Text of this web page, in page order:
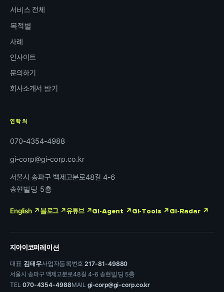
서비스 전체
목적별
사례
인사이트
문의하기
회사소개서 받기
연락처
070-4354-4988
gi-corp@gi-corp.co.kr
서울시 송파구 백제고분로48길 4-6
송현빌딩 5층
English ↗블로그 ↗유튜브 ↗GI-Agent ↗GI-Tools ↗GI-Radar ↗
지아이코퍼레이션
대표 김태우사업자등록번호217-81-49880
서울시 송파구 백제고분로48길 4-6 송현빌딩 5층
TEL 070-4354-4988MAIL gi-corp@gi-corp.co.kr